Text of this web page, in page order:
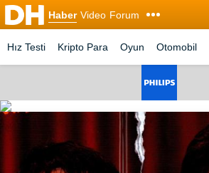
Haber Video Forum
Hız Testi Kripto Para Oyun Otomobil